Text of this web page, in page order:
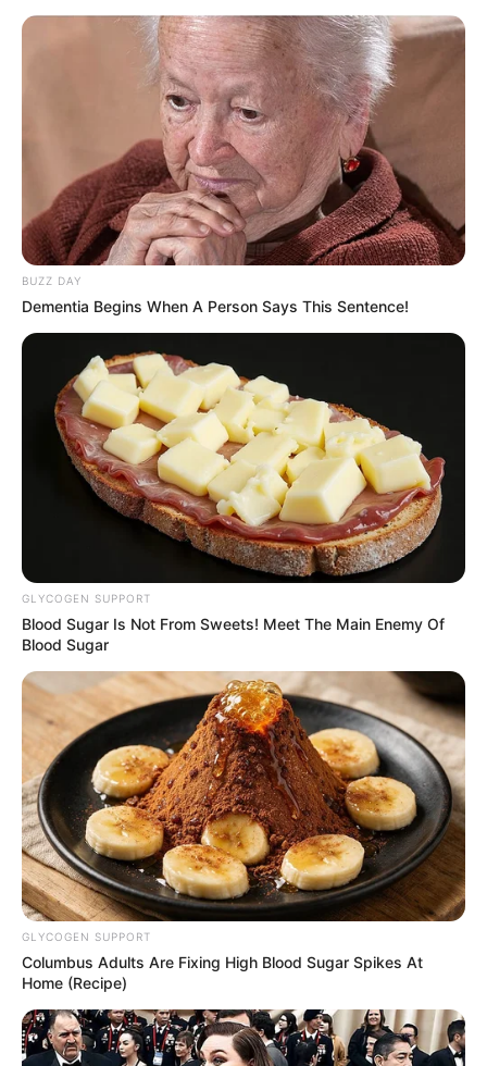
BUZZ DAY
Dementia Begins When A Person Says This Sentence!
GLYCOGEN SUPPORT
Blood Sugar Is Not From Sweets! Meet The Main Enemy Of
Blood Sugar
GLYCOGEN SUPPORT
Columbus Adults Are Fixing High Blood Sugar Spikes At
Home (Recipe)